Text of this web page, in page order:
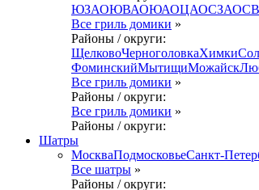
ЮЗАОЮВАОЮАОЦАОСЗАО
Все гриль домики »
Районы / округи:
ЩелковоЧерноголовкаХимки
ФоминскийМытищиМожайск
Все гриль домики »
Районы / округи:
Все гриль домики »
Районы / округи:
Шатры
МоскваПодмосковьеСанкт-
Все шатры »
Районы / округи: